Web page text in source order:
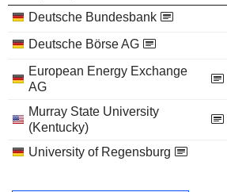
Deutsche Bundesbank
Deutsche Börse AG
European Energy Exchange
AG
Murray State University
(Kentucky)
University of Regensburg